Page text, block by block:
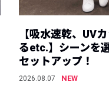
【吸水速乾、UV
るetc.】シーンを
セットアップ！
2026.08.07
NEW